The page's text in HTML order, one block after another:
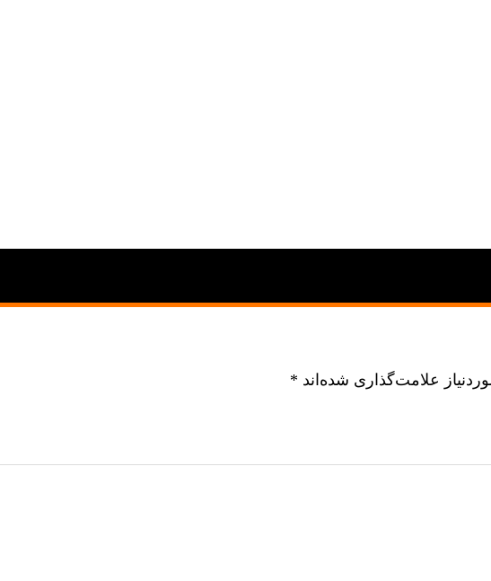
علامت‌گذاری شده‌اند *